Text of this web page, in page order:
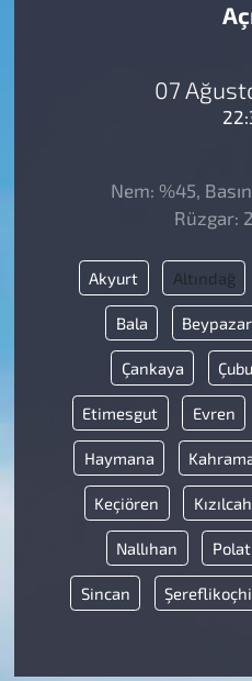
07
Nem: %45,
Rüzgar:
Akyurt Altındağ
Bala
Çankaya
Etimesgut Evren
Haymana
Keçiören
Nallıhan
Sincan